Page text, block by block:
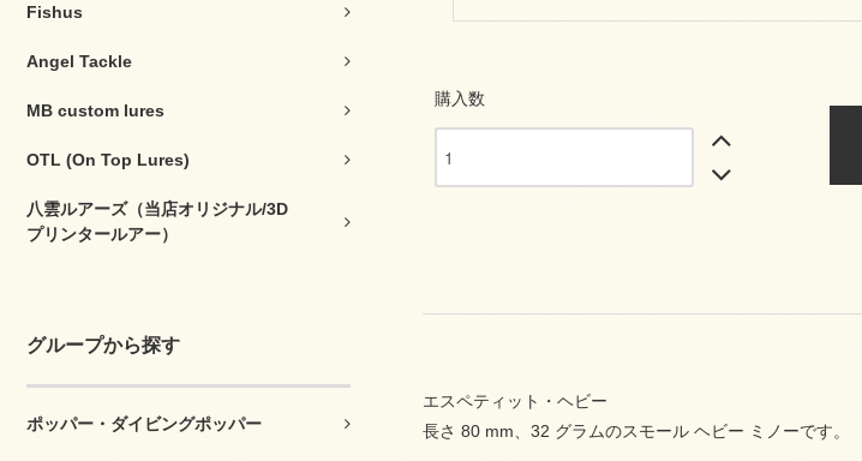
Fishus
Angel Tackle
MB custom lures
OTL (On Top Lures)
八雲ルアーズ（当店オリジナル/3D
プリンタールアー）
グループから探す
ポッパー・ダイビングポッパー
購入数
エスペティット・ヘビー
長さ 80 mm、32 グラムのスモール ヘビー ミノーです。